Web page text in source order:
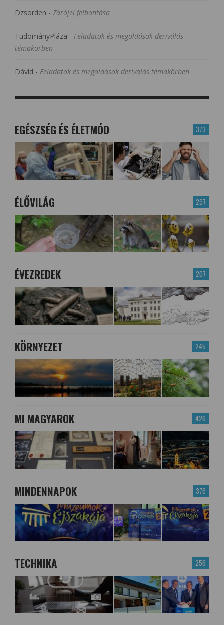
Dzsorden - Zárójel felbontása
TudományPláza - Feladatok és megoldások deriválás
témakörben
Dávid - Feladatok és megoldások deriválás témakörben
373
EGÉSZSÉG ÉS ÉLETMÓD
297
ÉLŐVILÁG
207
ÉVEZREDEK
245
KÖRNYEZET
426
MI MAGYAROK
376
MINDENNAPOK
256
TECHNIKA